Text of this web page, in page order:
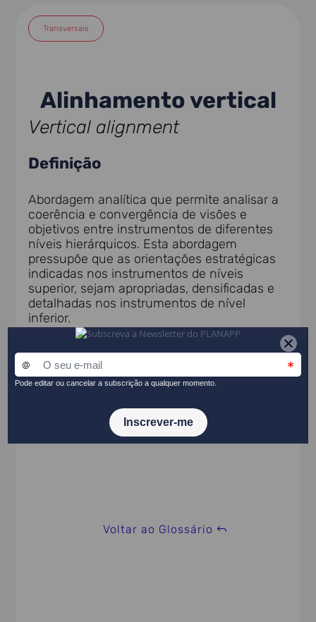
Transversais
Alinhamento vertical
Vertical alignment
Definição
Abordagem analítica que permite analisar a
coerência e convergência de visões e
objetivos entre instrumentos de diferentes
níveis hierárquicos. Esta abordagem
pressupõe que as orientações estratégicas
indicadas nos instrumentos de níveis
superior, sejam apropriadas, densificadas e
detalhadas nos instrumentos de nível
inferior.
PARTILHAR NO LINKEDIN
Voltar ao Glossário